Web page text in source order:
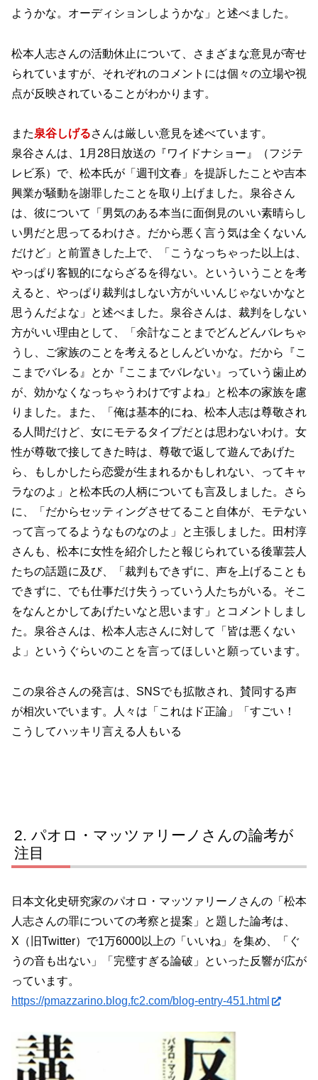
ようかな。オーディションしようかな」と述べました。
松本人志さんの活動休止について、さまざまな意見が寄せ
られていますが、それぞれのコメントには個々の立場や視
点が反映されていることがわかります。
また泉谷しげるさんは厳しい意見を述べています。
泉谷さんは、1月28日放送の『ワイドナショー』（フジテ
レビ系）で、松本氏が「週刊文春」を提訴したことや吉本
興業が騒動を謝罪したことを取り上げました。泉谷さん
は、彼について「男気のある本当に面倒見のいい素晴らし
い男だと思ってるわけさ。だから悪く言う気は全くないん
だけど」と前置きした上で、「こうなっちゃった以上は、
やっぱり客観的にならざるを得ない。といういうことを考
えると、やっぱり裁判はしない方がいいんじゃないかなと
思うんだよな」と述べました。泉谷さんは、裁判をしない
方がいい理由として、「余計なことまでどんどんバレちゃ
うし、ご家族のことを考えるとしんどいかな。だから『こ
こまでバレる』とか『ここまでバレない』っていう歯止め
が、効かなくなっちゃうわけですよね」と松本の家族を慮
りました。また、「俺は基本的にね、松本人志は尊敬され
る人間だけど、女にモテるタイプだとは思わないわけ。女
性が尊敬で接してきた時は、尊敬で返して遊んであげた
ら、もしかしたら恋愛が生まれるかもしれない、ってキャ
ラなのよ」と松本氏の人柄についても言及しました。さら
に、「だからセッティングさせてること自体が、モテない
って言ってるようなものなのよ」と主張しました。田村淳
さんも、松本に女性を紹介したと報じられている後輩芸人
たちの話題に及び、「裁判もできずに、声を上げることも
できずに、でも仕事だけ失うっていう人たちがいる。そこ
をなんとかしてあげたいなと思います」とコメントしまし
た。泉谷さんは、松本人志さんに対して「皆は悪くない
よ」というぐらいのことを言ってほしいと願っています。
この泉谷さんの発言は、SNSでも拡散され、賛同する声
が相次いでいます。人々は「これはド正論」「すごい！
こうしてハッキリ言える人もいる
パオロ・マッツァリーノさんの論考が
注目
日本文化史研究家のパオロ・マッツァリーノさんの「松本
人志さんの罪についての考察と提案」と題した論考は、
X（旧Twitter）で1万6000以上の「いいね」を集め、「ぐ
うの音も出ない」「完璧すぎる論破」といった反響が広が
っています。
https://pmazzarino.blog.fc2.com/blog-entry-451.html